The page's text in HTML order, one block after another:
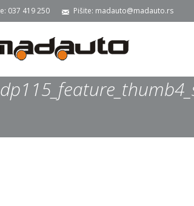
037 419 250 Pišite: madauto@madauto.rs